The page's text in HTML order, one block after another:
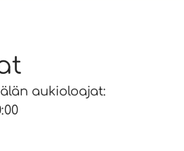
aukioloajat: